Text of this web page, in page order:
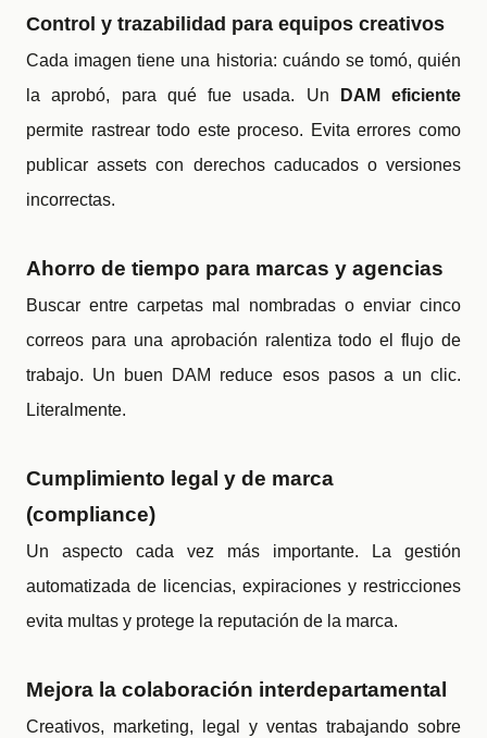
Control y trazabilidad para equipos creativos
Cada imagen tiene una historia: cuándo se tomó, quién
la aprobó, para qué fue usada. Un
DAM eficiente
permite rastrear todo este proceso. Evita errores como
publicar assets con derechos caducados o versiones
incorrectas.
Ahorro de tiempo para marcas y agencias
Buscar entre carpetas mal nombradas o enviar cinco
correos para una aprobación ralentiza todo el flujo de
trabajo. Un buen DAM reduce esos pasos a un clic.
Literalmente.
Cumplimiento legal y de marca
(compliance)
Un aspecto cada vez más importante. La gestión
automatizada de licencias, expiraciones y restricciones
evita multas y protege la reputación de la marca.
Mejora la colaboración interdepartamental
Creativos, marketing, legal y ventas trabajando sobre